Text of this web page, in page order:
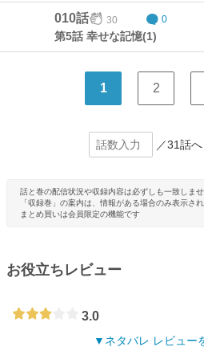
010話 30 0
第5話 幸せな記憶(1)
1 2
／31話へ
話と巻の配信状況や収録内容は必ずしも一致しま
「収録巻」の案内は、情報がある場合のみ表示さ
まとめ買いは会員限定の機能です
お役立ちレビュー
3.0
ネタバレ レビュー